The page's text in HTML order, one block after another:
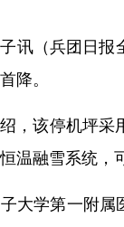
讯（兵团日报
降。
，该停机坪采
温融雪系统，
大学第一附属